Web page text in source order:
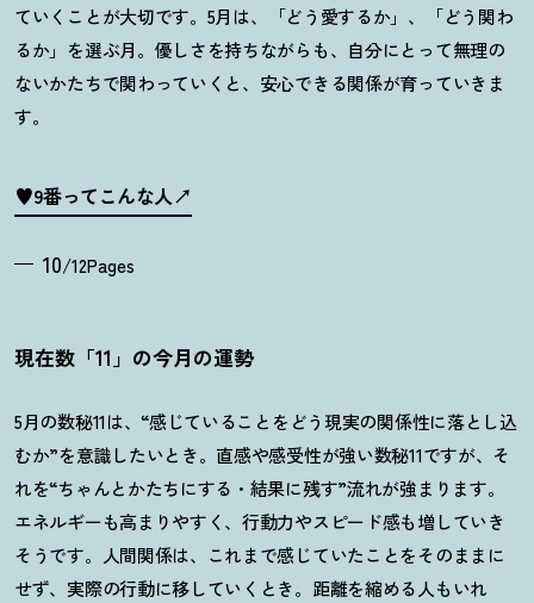
ていくことが大切です。 5月は、「どう愛するか」、「どう関わ
るか」を選ぶ月。優しさを持ちながらも、自分にとって無理の
ないかたちで関わっていくと、安心できる関係が育っていきま
す。
♥9番ってこんな人
10/12Pages
現在数「11」の今月の運勢
5月の数秘11は、“感じていることをどう現実の関係性に落とし込
むか”を意識したいとき。直感や感受性が強い数秘11ですが、そ
れを“ちゃんとかたちにする・結果に残す”流れが強まります。
エネルギーも高まりやすく、行動力やスピード感も増していき
そうです。人間関係は、これまで感じていたことをそのままに
せず、実際の行動に移していくとき。距離を縮める人もいれ